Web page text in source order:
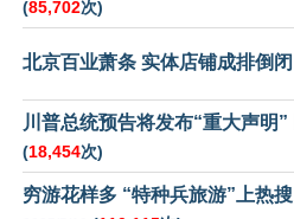
(85,702次)
北京百业萧条 实体店铺成排倒闭
川普总统预告将发布“重大声明”
(18,454次)
穷游花样多 “特种兵旅游”上热搜